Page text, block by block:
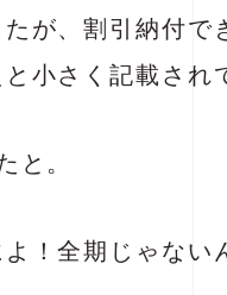
が、割引納付で
小さく記載され
と。
！全期じゃない